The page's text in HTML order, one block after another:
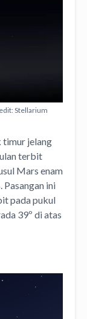
Stellarium
timur jelang
terbit
Mars enam
ini
pada pukul
39º di atas